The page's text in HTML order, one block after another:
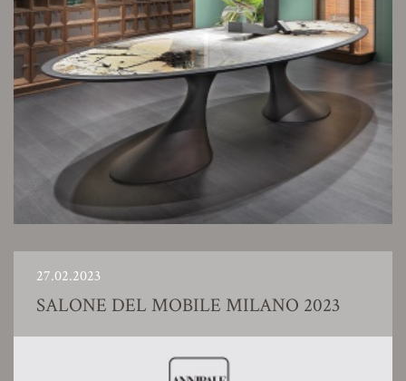
27.02.2023
SALONE DEL MOBILE MILANO 2023